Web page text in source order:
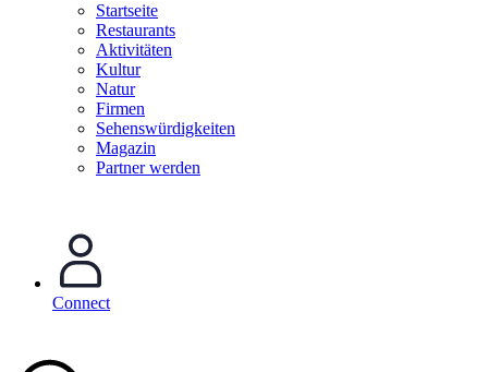
Startseite
Restaurants
Aktivitäten
Kultur
Natur
Firmen
Sehenswürdigkeiten
Magazin
Partner werden
Connect